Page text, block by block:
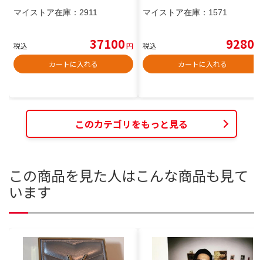
マイストア在庫： 2911
税込 37100円
カートに入れる
マイストア在庫： 1571
税込 9280
カートに入れる
このカテゴリをもっと見る
この商品を見た人はこんな商品も見て
います